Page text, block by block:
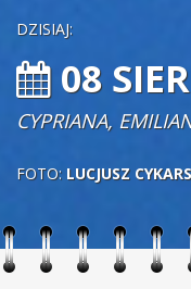
DZISIAJ:
08
CYPRIANA,
FOTO: LUCJUSZ